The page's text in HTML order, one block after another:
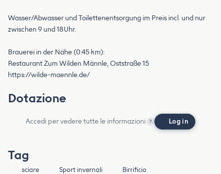
Wasser/Abwasser und Toilettenentsorgung im Preis incl. und nur
zwischen 9 und 18Uhr.
Brauerei in der Nähe (0.45 km):
Restaurant Zum Wilden Männle, Oststraße 15
https://wilde-maennle.de/
Dotazione
Accedi per vedere tutte le informazioni ? Log in
Tag
sciare Sport invernali
Birrificio